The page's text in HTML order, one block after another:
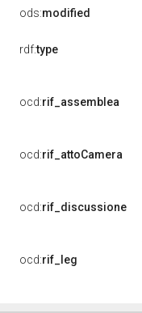
ods:modified
rdf:type
ocd:rif_assemblea
ocd:rif_attoCamera
ocd:rif_discussione
ocd:rif_leg